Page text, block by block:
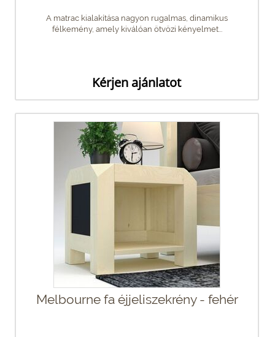
A matrac kialakítása nagyon rugalmas, dinamikus
félkemény, amely kiválóan ötvözi kényelmet...
Kérjen ajánlatot
Melbourne fa éjjeliszekrény - fehér